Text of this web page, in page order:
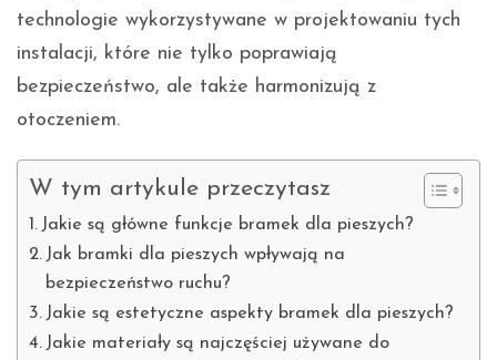
technologie wykorzystywane w projektowaniu tych
instalacji, które nie tylko poprawiają
bezpieczeństwo, ale także harmonizują z
otoczeniem.
W tym artykule przeczytasz
Jakie są główne funkcje bramek dla pieszych?
Jak bramki dla pieszych wpływają na
bezpieczeństwo ruchu?
Jakie są estetyczne aspekty bramek dla pieszych?
Jakie materiały są najczęściej używane do